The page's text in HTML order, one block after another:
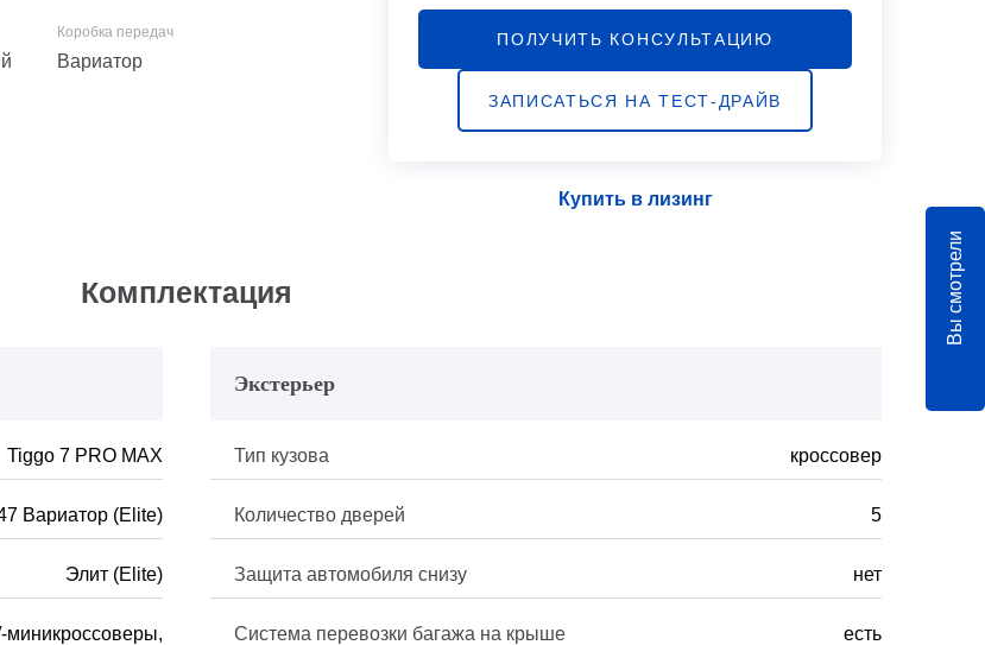
Вариатор
ПОЛУЧИТЬ КОНСУЛЬТАЦИЮ
ЗАПИСАТЬСЯ НА ТЕСТ-ДРАЙВ
Купить в лизинг
Комплектация
Tiggo 7 PRO MAX
Вариатор (Elite)
Элит (Elite)
миникроссоверы,
Экстерьер
Тип кузова кроссовер
Количество дверей 5
Защита автомобиля снизу нет
Система перевозки багажа на крыше есть
Вы смотрели